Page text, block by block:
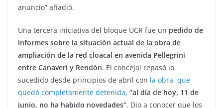
anuncio” añadió.
Una tercera iniciativa del bloque UCR fue un pedido de
informes sobre la situación actual de la obra de
ampliación de la red cloacal en avenida Pellegrini
entre Canaveri y Rendón. El concejal repasó lo
sucedido desde principios de abril con la obra, que
quedó completamente detenida, “al día de hoy, 11 de
junio, no ha habido novedades”. Dio a conocer que los